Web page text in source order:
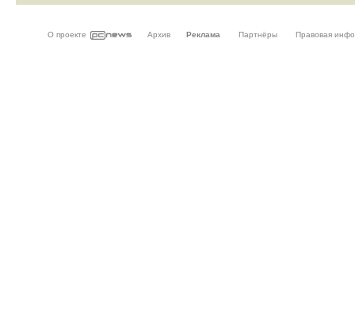
О проекте Архив Реклама Партнёры Правовая